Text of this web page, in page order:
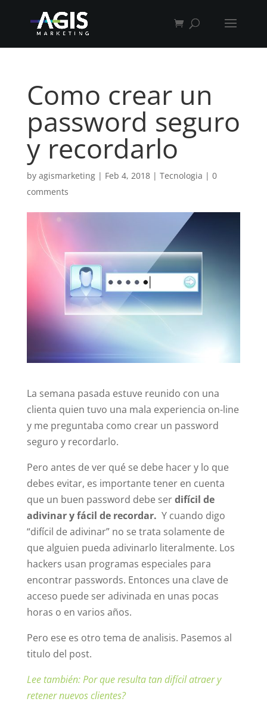
Como crear un
password seguro
y recordarlo
by agismarketing| Feb 4, 2018| Tecnologia | 0
comments
La semana pasada estuve reunido con una
clienta quien tuvo una mala experiencia on-line
y me preguntaba como crear un password
seguro y recordarlo.
Pero antes de ver qué se debe hacer y lo que
debes evitar, es importante tener en cuenta
que un buen password debe serdifícil de
adivinar y fácil de recordar. Y cuando digo
“difícil de adivinar” no se trata solamente de
que alguien pueda adivinarlo literalmente. Los
hackers usan programas especiales para
encontrar passwords. Entonces una clave de
acceso puede ser adivinada en unas pocas
horas o en varios años.
Pero ese es otro tema de analisis. Pasemos al
titulo del post.
Lee también: Por que resulta tan difícil atraer y
retener nuevos clientes?